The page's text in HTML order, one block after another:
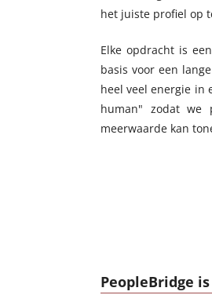
het juiste profiel op
Elke opdracht is
basis voor een
heel veel energie in
human" zodat we
meerwaarde kan
PeopleBridge